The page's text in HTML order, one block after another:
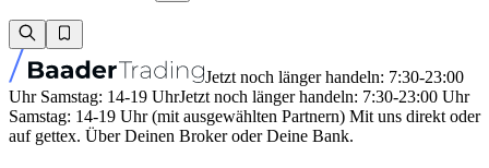
Jetzt noch länger handeln: 7:30-23:00
Uhr Samstag: 14-19 UhrJetzt noch länger handeln: 7:30-23:00 Uhr
Samstag: 14-19 Uhr (mit ausgewählten Partnern) Mit uns direkt oder
auf gettex. Über Deinen Broker oder Deine Bank.